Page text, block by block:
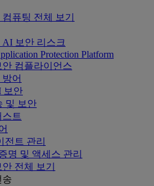
퓨팅 전체 보기
AI 보안 리스크
Protection Platform
안 컴플라이언스
어
보안
및 보안
트
전트 관리
명 및 액세스 관리
전체 보기
송